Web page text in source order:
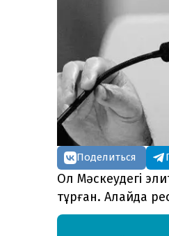
Поделиться
Ол Мәскеудегі
тұрған. Алайда